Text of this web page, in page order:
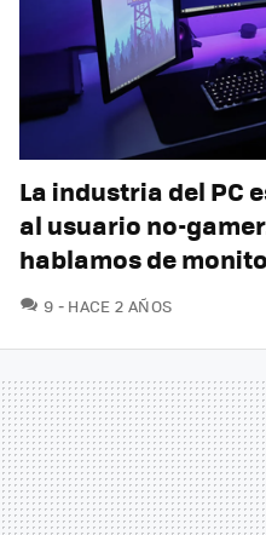
La industria del PC
al usuario no-
hablamos de
9 COMENTARIOS
HACE 2 AÑOS